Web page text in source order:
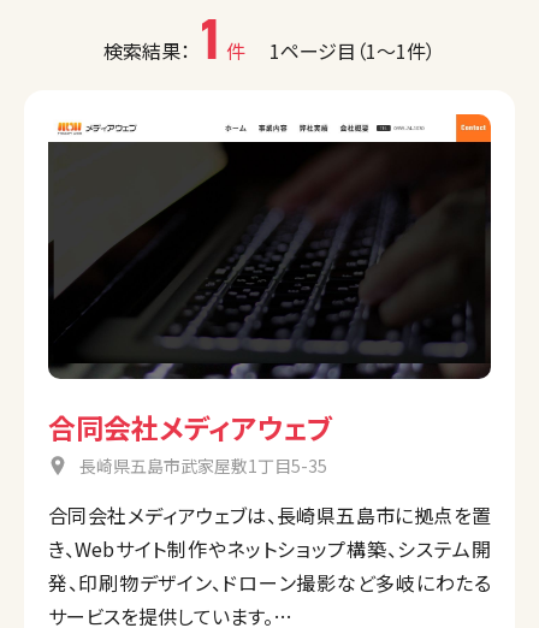
検索結果： 1 件 1ページ目（1〜1件）
合同会社メディアウェブ
長崎県五島市武家屋敷1丁目5-35
合同会社メディアウェブは、長崎県五島市に拠点を置
き、Webサイト制作やネットショップ構築、システム開
発、印刷物デザイン、ドローン撮影など多岐にわたる
サービスを提供しています。